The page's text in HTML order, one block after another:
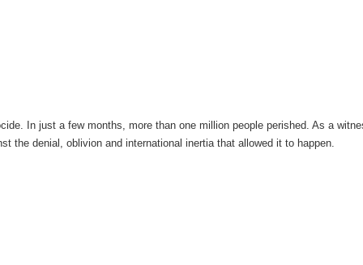
In just a few months, more than one million people perished. As a
the denial, oblivion and international inertia that allowed it to happen.